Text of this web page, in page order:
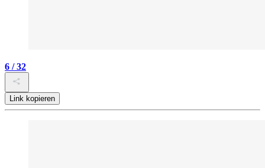
6 / 32
Link kopieren